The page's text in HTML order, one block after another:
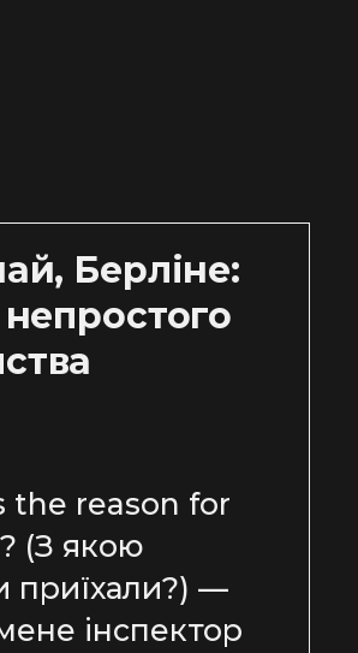
Берліне:
непростого
the reason for
(З якою
приїхали?) —
інспектор